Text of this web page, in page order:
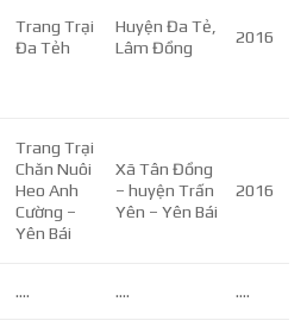
Trang Trại
Đa Tẻh
Huyện Đa Tẻ,
Lâm Đồng
2016
Trang Trại
Chăn Nuôi
Heo Anh
Cường –
Yên Bái
Xã Tân Đồng
– huyện Trấn
Yên – Yên Bái
2016
…. …. ….